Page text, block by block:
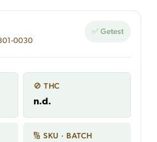
0030
✅ Getest
🚫 THC
n.d.
🔢 SKU · BATCH